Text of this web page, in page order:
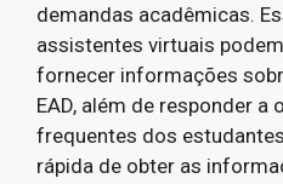
demandas acadêmicas.
assistentes virtuais
fornecer informações
EAD, além de responder a
frequentes dos
rápida de obter as